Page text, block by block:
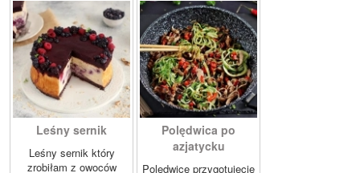
Leśny sernik
Leśny sernik który
zrobiłam z owoców
Polędwica po
azjatycku
Polędwicę przygotujecie